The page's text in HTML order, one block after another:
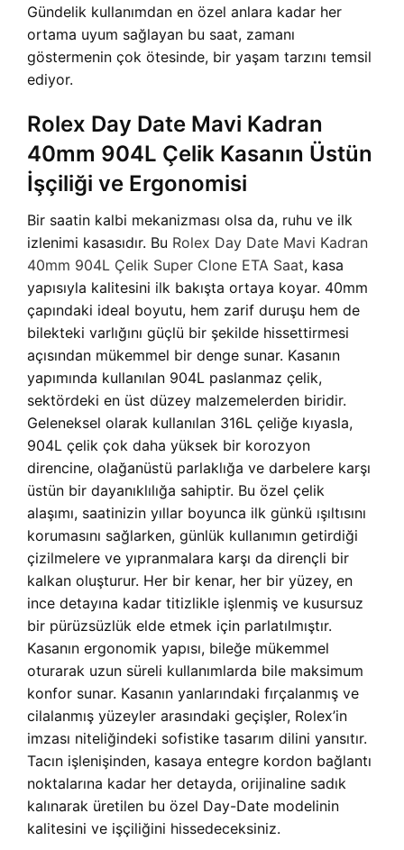
Gündelik kullanımdan en özel anlara kadar her
ortama uyum sağlayan bu saat, zamanı
göstermenin çok ötesinde, bir yaşam tarzını temsil
ediyor.
Rolex Day Date Mavi Kadran
40mm 904L Çelik Kasanın Üstün
İşçiliği ve Ergonomisi
Bir saatin kalbi mekanizması olsa da, ruhu ve ilk
izlenimi kasasıdır. Bu Rolex Day Date Mavi Kadran
40mm 904L Çelik Super Clone ETA Saat, kasa
yapısıyla kalitesini ilk bakışta ortaya koyar. 40mm
çapındaki ideal boyutu, hem zarif duruşu hem de
bilekteki varlığını güçlü bir şekilde hissettirmesi
açısından mükemmel bir denge sunar. Kasanın
yapımında kullanılan 904L paslanmaz çelik,
sektördeki en üst düzey malzemelerden biridir.
Geleneksel olarak kullanılan 316L çeliğe kıyasla,
904L çelik çok daha yüksek bir korozyon
direncine, olağanüstü parlaklığa ve darbelere karşı
üstün bir dayanıklılığa sahiptir. Bu özel çelik
alaşımı, saatinizin yıllar boyunca ilk günkü ışıltısını
korumasını sağlarken, günlük kullanımın getirdiği
çizilmelere ve yıpranmalara karşı da dirençli bir
kalkan oluşturur. Her bir kenar, her bir yüzey, en
ince detayına kadar titizlikle işlenmiş ve kusursuz
bir pürüzsüzlük elde etmek için parlatılmıştır.
Kasanın ergonomik yapısı, bileğe mükemmel
oturarak uzun süreli kullanımlarda bile maksimum
konfor sunar. Kasanın yanlarındaki fırçalanmış ve
cilalanmış yüzeyler arasındaki geçişler, Rolex’in
imzası niteliğindeki sofistike tasarım dilini yansıtır.
Tacın işlenişinden, kasaya entegre kordon bağlantı
noktalarına kadar her detayda, orijinaline sadık
kalınarak üretilen bu özel Day-Date modelinin
kalitesini ve işçiliğini hissedeceksiniz.